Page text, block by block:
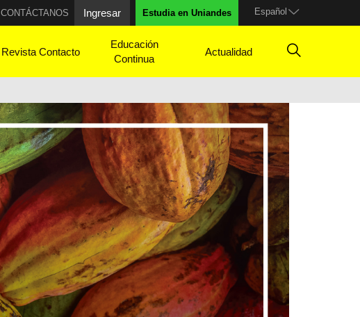
Español
CONTÁCTANOS Ingresar Estudia en Uniandes
Revista Contacto
Educación
Continua
Actualidad